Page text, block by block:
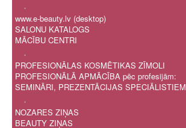
.
www.e-beauty.lv (desktop)
SALONU KATALOGS
MĀCĪBU CENTRI
.
PROFESIONĀLAS KOSMĒTIKAS ZĪMOLI
PROFESIONĀLĀ APMĀCĪBA pēc profesijām:
SEMINĀRI, PREZENTĀCIJAS SPECIĀLISTIEM
.
NOZARES ZIŅAS
BEAUTY ZIŅAS